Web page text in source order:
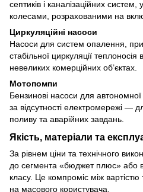
септиків і каналізаційних
колесами, розрахованими на
Циркуляційні насоси
Насоси для систем опалення,
стабільної циркуляції
невеликих комерційних об’єктах.
Мотопомпи
Бензинові насоси для
за відсутності електромережі —
поливу та аварійних завдань.
Якість, матеріали та
За рівнем ціни та технічного
до сегмента «бюджет плюс» або
класу. Це компроміс між
на масового користувача.